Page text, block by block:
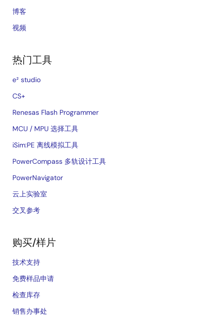
博客
视频
热门工具
e² studio
CS+
Renesas Flash Programmer
MCU / MPU 选择工具
iSim:PE 离线模拟工具
PowerCompass 多轨设计工具
PowerNavigator
云上实验室
交叉参考
购买/样片
技术支持
免费样品申请
检查库存
销售办事处